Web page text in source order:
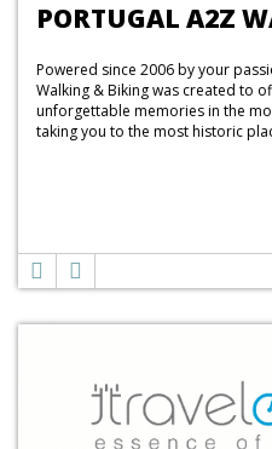
PORTUGAL A2Z
Powered since 2006 by your
Walking & Biking was created to
unforgettable memories in the
taking you to the most historic